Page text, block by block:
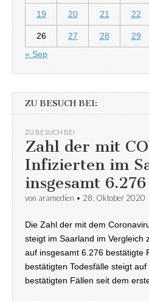
19 20 21 22
26 27 28 29
« Sep
ZU BESUCH BEI:
ZU BESUCH BEI
Zahl der mit
Infizierten im
insgesamt
von aramedien • 28. Oktober 2020
Die Zahl der mit dem
steigt im Saarland im Vergleich
auf insgesamt 6.276 bestätigte
bestätigten Todesfälle steigt
bestätigten Fällen seit dem